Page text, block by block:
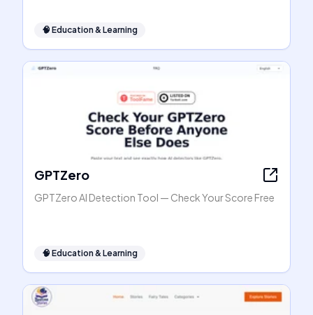
🧠 Education & Learning
GPTZero
GPTZero AI Detection Tool — Check Your Score Free
🧠 Education & Learning